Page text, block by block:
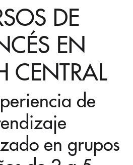
DE
EN
CENTRAL
de
en grupos